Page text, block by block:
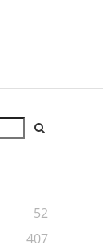
52
407